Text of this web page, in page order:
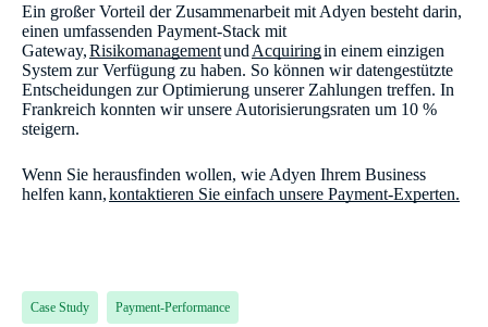
Ein großer Vorteil der Zusammenarbeit mit Adyen besteht darin,
einen umfassenden Payment-Stack mit
Gateway,Risikomanagementund Acquiringin einem einzigen
System zur Verfügung zu haben. So können wir datengestützte
Entscheidungen zur Optimierung unserer Zahlungen treffen. In
Frankreich konnten wir unsere Autorisierungsraten um 10 %
steigern.
Wenn Sie herausfinden wollen, wie Adyen Ihrem Business
helfen kann,kontaktieren Sie einfach unsere Payment-Experten.
Case Study Payment-Performance